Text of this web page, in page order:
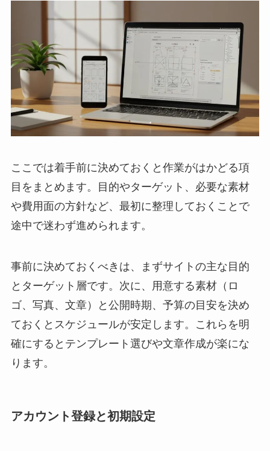
ここでは着手前に決めておくと作業がはかどる項
目をまとめます。目的やターゲット、必要な素材
や費用面の方針など、最初に整理しておくことで
途中で迷わず進められます。
事前に決めておくべきは、まずサイトの主な目的
とターゲット層です。次に、用意する素材（ロ
ゴ、写真、文章）と公開時期、予算の目安を決め
ておくとスケジュールが安定します。これらを明
確にするとテンプレート選びや文章作成が楽にな
ります。
アカウント登録と初期設定